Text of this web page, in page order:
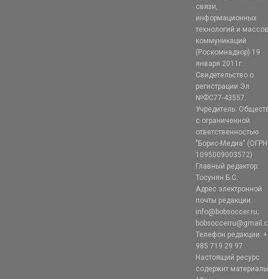
связи,
информационных
технологий и
коммуникаций
(Роскомнадзор) 19
января 2011г.
Свидетельство о
регистрации Эл
№ФС77-43557.
Учредитель:
с ограниченной
ответственностью
"Борис-Медиа" (ОГРН
1095009003572)
Главный редактор:
Тосунян Б.С.
Адрес электронной
почты редакции:
info@bobsoccer.ru;
Телефон редакции:
985 719 29 97
Настоящий ресурс
содержит